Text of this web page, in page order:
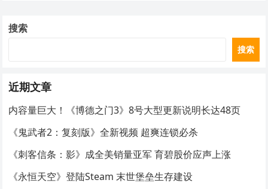
搜索
搜索
近期文章
内容量巨大！《博德之门3》8号大型更新说明长达48页
《鬼武者2：复刻版》全新视频 超爽连锁必杀
《刺客信条：影》成全美销量亚军 育碧股价应声上涨
《永恒天空》登陆Steam 末世堡垒生存建设